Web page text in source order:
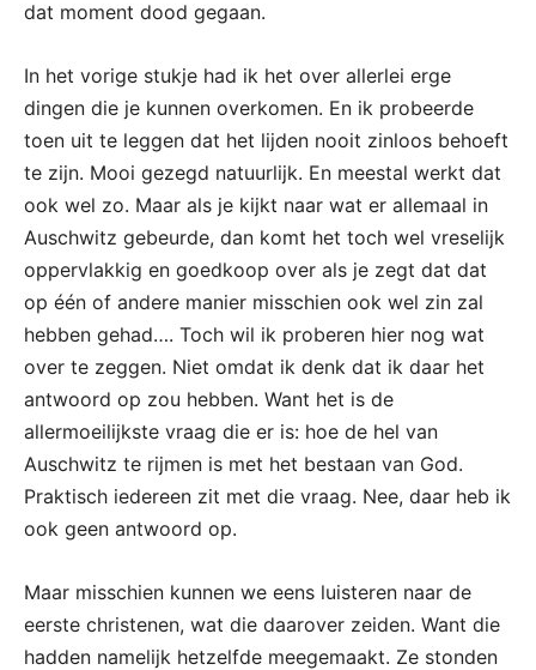
dat moment dood gegaan.
In het vorige stukje had ik het over allerlei erge
dingen die je kunnen overkomen. En ik probeerde
toen uit te leggen dat het lijden nooit zinloos behoeft
te zijn. Mooi gezegd natuurlijk. En meestal werkt dat
ook wel zo. Maar als je kijkt naar wat er allemaal in
Auschwitz gebeurde, dan komt het toch wel vreselijk
oppervlakkig en goedkoop over als je zegt dat dat
op één of andere manier misschien ook wel zin zal
hebben gehad…. Toch wil ik proberen hier nog wat
over te zeggen. Niet omdat ik denk dat ik daar het
antwoord op zou hebben. Want het is de
allermoeilijkste vraag die er is: hoe de hel van
Auschwitz te rijmen is met het bestaan van God.
Praktisch iedereen zit met die vraag. Nee, daar heb ik
ook geen antwoord op.
Maar misschien kunnen we eens luisteren naar de
eerste christenen, wat die daarover zeiden. Want die
hadden namelijk hetzelfde meegemaakt. Ze stonden